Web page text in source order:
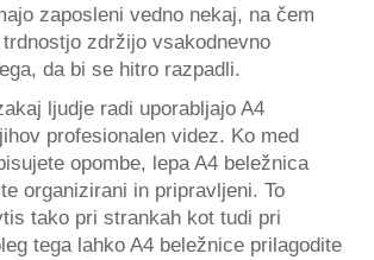
zaposleni vedno nekaj, na čem
zdržijo vsakodnevno
da bi se hitro razpadli.
ljudje radi uporabljajo A4
profesionalen videz. Ko med
opombe, lepa A4 beležnica
organizirani in pripravljeni. To
tako pri strankah kot tudi pri
tega lahko A4 beležnice prilagodite